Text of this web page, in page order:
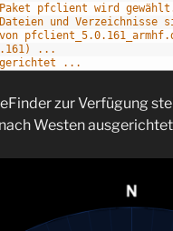
pfclient wird
Dateien und
von
...
...
zur Verfügung
Westen